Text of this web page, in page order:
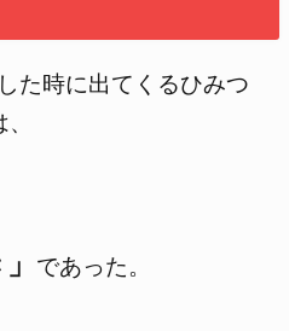
た時に出てくるひみつ
であった。